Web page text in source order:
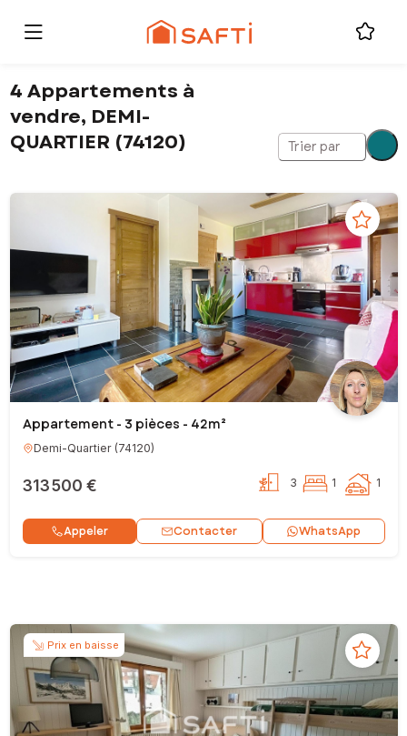
4 Appartements à
vendre, DEMI-
QUARTIER (74120)
Trier par
Appartement - 3 pièces - 42m²
Demi-Quartier(74120)
313 500 € 3 1 1
Appeler Contacter WhatsApp
Prix en baisse